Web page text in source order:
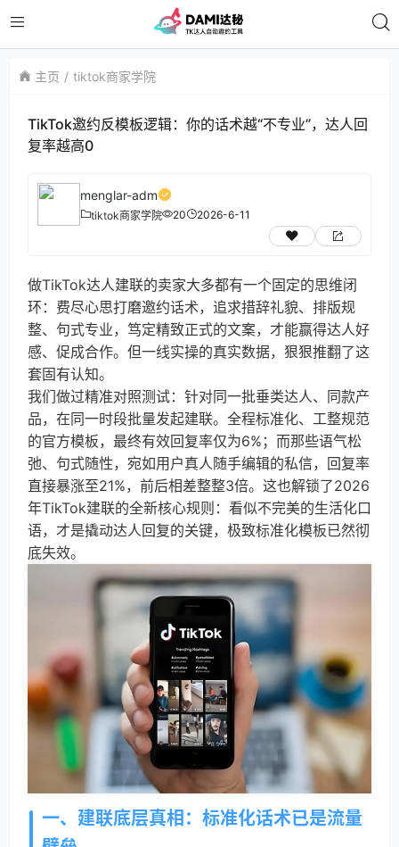
主页 tiktok商家学院
TikTok邀约反模板逻辑：你的话术越“不专业”，达人回
复率越高0
menglar-adm
tiktok商家学院 20 2026-6-11
做TikTok达人建联的卖家大多都有一个固定的思维闭
环：费尽心思打磨邀约话术，追求措辞礼貌、排版规
整、句式专业，笃定精致正式的文案，才能赢得达人好
感、促成合作。但一线实操的真实数据，狠狠推翻了这
套固有认知。
我们做过精准对照测试：针对同一批垂类达人、同款产
品，在同一时段批量发起建联。全程标准化、工整规范
的官方模板，最终有效回复率仅为6%；而那些语气松
弛、句式随性，宛如用户真人随手编辑的私信，回复率
直接暴涨至21%，前后相差整整3倍。这也解锁了2026
年TikTok建联的全新核心规则：看似不完美的生活化口
语，才是撬动达人回复的关键，极致标准化模板已然彻
底失效。
一、建联底层真相：标准化话术已是流量